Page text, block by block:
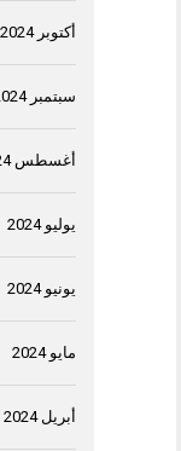
أكتوبر 2024
سبتمبر 2024
أغسطس 2024
يوليو 2024
يونيو 2024
مايو 2024
أبريل 2024